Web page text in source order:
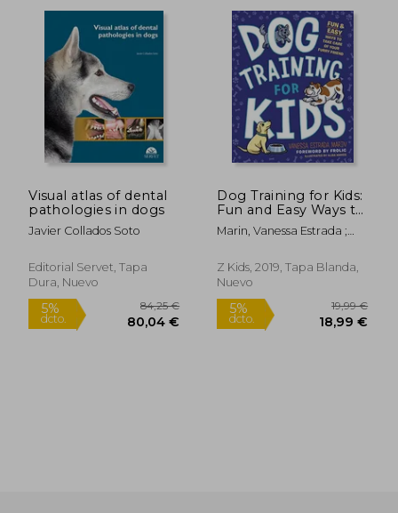
5%
dcto.
5%
dcto. 80,04
Visual atlas of dental
pathologies in dogs
Javier Collados Soto
Editorial Servet, Tapa
Dura, Nuevo
Dog Training for Kids:
Fun and Easy Ways to
Care for Your Furry
Friend (en Inglés)
Marin, Vanessa Estrada ;
Z Kids, 2019, Tapa Blanda,
Nuevo